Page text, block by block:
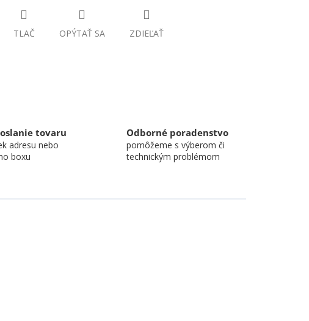
TLAČ OPÝTAŤ SA ZDIEĽAŤ
tovaru
adresu nebo
boxu
Odborné poradenstvo
pomôžeme s výberom či
technickým problémom